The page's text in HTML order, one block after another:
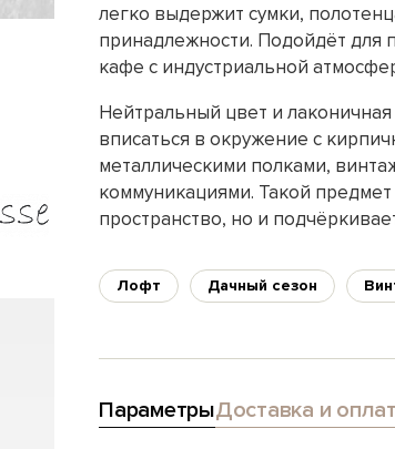
легко выдержит сумки,
принадлежности. Подойдёт для
кафе с индустриальной
Нейтральный цвет и
вписаться в окружение с
металлическими полками,
коммуникациями. Такой
пространство, но и
Лофт Дачный сезон
ПараметрыДоставка и